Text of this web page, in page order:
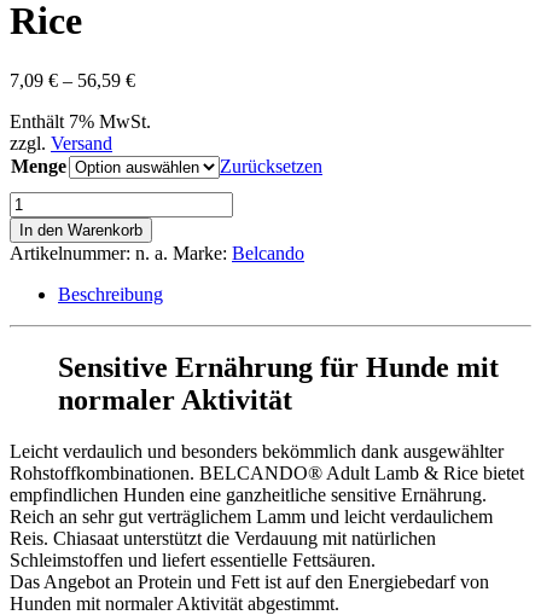
Rice
7,09 € – 56,59 €Preisspanne:
bis
Enthält 7% MwSt.
zzgl. Versand
Menge
Zurücksetzen
BELCANDO®
Adult
Lamb
&
Rice
Menge
In den Warenkorb
Artikelnummer: n. a. Marke: Belcando
Beschreibung
Sensitive Ernährung für Hunde mit
normaler Aktivität
Leicht verdaulich und besonders bekömmlich dank ausgewählter
Rohstoffkombinationen. BELCANDO® Adult Lamb & Rice bietet
empfindlichen Hunden eine ganzheitliche sensitive Ernährung.
Reich an sehr gut verträglichem Lamm und leicht verdaulichem
Reis. Chiasaat unterstützt die Verdauung mit natürlichen
Schleimstoffen und liefert essentielle Fettsäuren.
Das Angebot an Protein und Fett ist auf den Energiebedarf von
Hunden mit normaler Aktivität abgestimmt.